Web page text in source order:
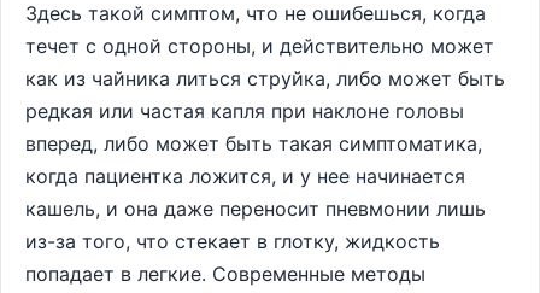
Здесь такой симптом, что не ошибешься, когда
течет с одной стороны, и действительно может
как из чайника литься струйка, либо может быть
редкая или частая капля при наклоне головы
вперед, либо может быть такая симптоматика,
когда пациентка ложится, и у нее начинается
кашель, и она даже переносит пневмонии лишь
из-за того, что стекает в глотку, жидкость
попадает в легкие. Современные методы